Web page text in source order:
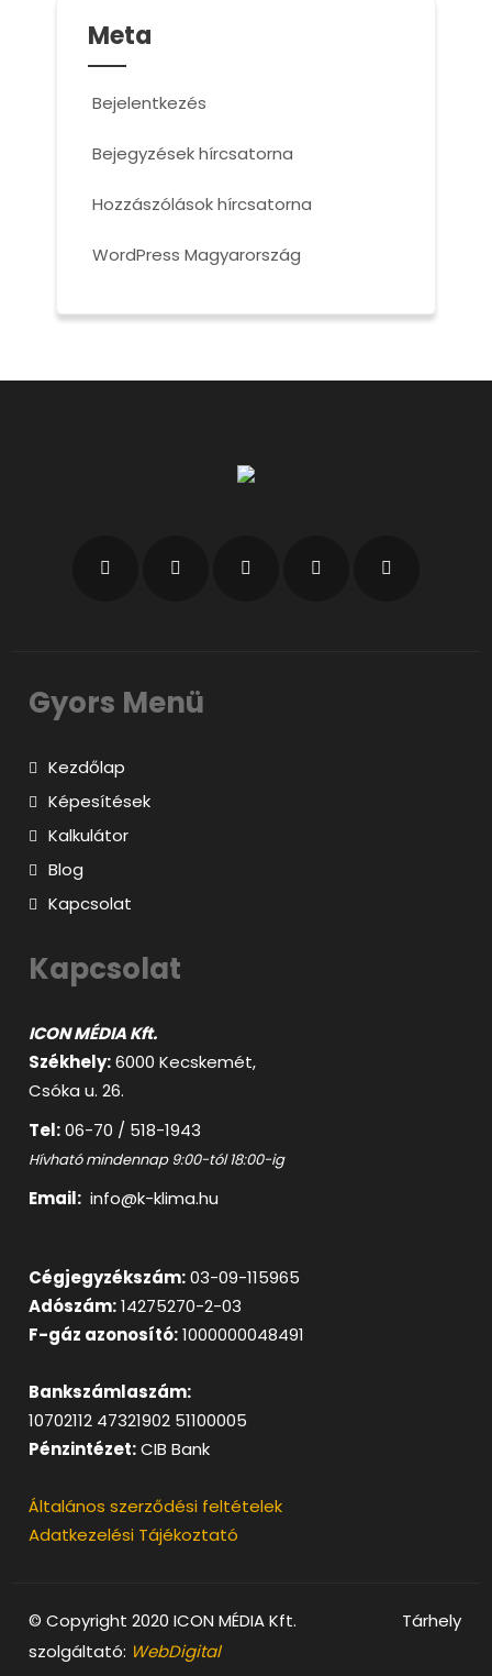
Meta
Bejelentkezés
Bejegyzések hírcsatorna
Hozzászólások hírcsatorna
WordPress Magyarország
Gyors Menü
Kezdőlap
Képesítések
Kalkulátor
Blog
Kapcsolat
Kapcsolat
ICON MÉDIA Kft.
Székhely:6000 Kecskemét,
Csóka u. 26.
Tel:06-70 / 518-1943
Hívható mindennap 9:00-tól 18:00-ig
Email: info@k-klima.hu
Cégjegyzékszám:03-09-115965
Adószám:14275270-2-03
F-gáz azonosító:1000000048491
Bankszámlaszám:
10702112 47321902 51100005
Pénzintézet:CIB Bank
Általános szerződési feltételek
Adatkezelési Tájékoztató
© Copyright 2020 ICON MÉDIA Kft. Tárhely
szolgáltató: WebDigital